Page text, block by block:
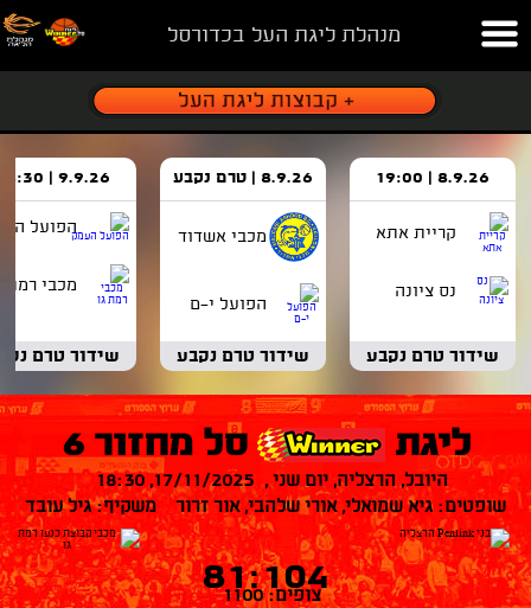
מנהלת ליגת העל בכדורסל
8.9.26 | 19:00
קריית אתא
נס ציונה
שידור טרם נקבע
8.9.26 | טרם נקבע
מכבי אשדוד
הפועל י-ם
שידור טרם נקבע
9.9.26 | 18:30
הפועל
מכבי רמת
שידור טרם
ליגת סל מחזור 6
היובל, הרצליה, יום שני , 17/11/2025, 18:30
שופטים: גיא שמואלי, אורי שלהבי, אור זרור משקיף: גיל עובד
81:104
צופים: 1100